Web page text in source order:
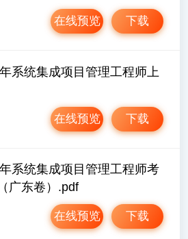
下载
在线预览
系统集成项目管理工程师上
下载
在线预览
系统集成项目管理工程师考
广东卷）.pdf
下载
在线预览